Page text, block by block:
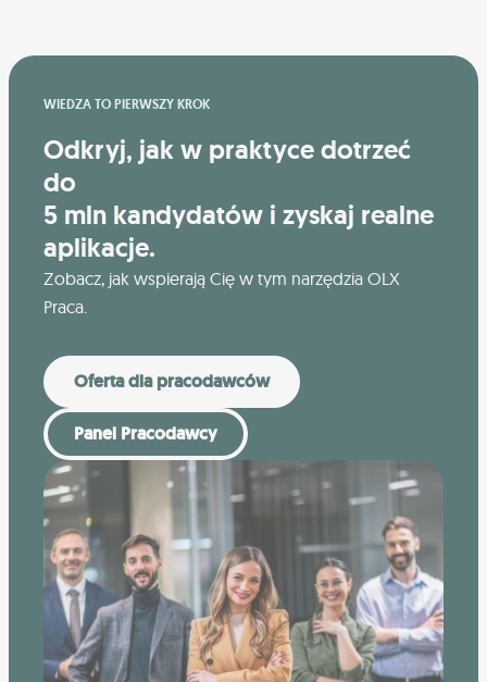
WIEDZA TO PIERWSZY KROK
Odkryj, jak w praktyce dotrzeć
do
5 mln kandydatów i zyskaj realne
aplikacje.
Zobacz, jak wspierają Cię w tym narzędzia OLX
Praca.
Oferta dla pracodawców
Panel Pracodawcy